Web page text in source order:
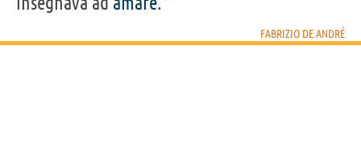
FABRIZIO DE ANDRÉ